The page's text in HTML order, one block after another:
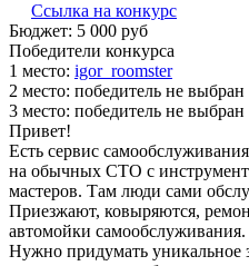
Ссылка на конкурс
Бюджет: 5 000 руб
Победители конкурса
1 место: igor­_ro­om­ster
2 место: победитель не выбран
3 место: победитель не выбран
Привет!
Есть сервис
на обычных СТО с
мастеров. Там люди сами
Приезжают, ковыряются,
автомойки самообслуживания.
Нужно придумать уникальное